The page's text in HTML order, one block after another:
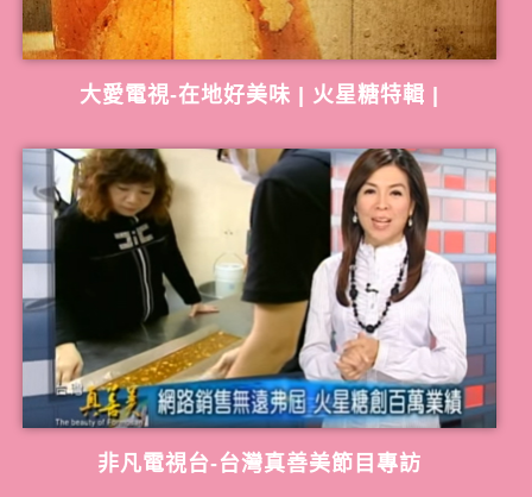
大愛電視-在地好美味 | 火星糖特輯 |
非凡電視台-台灣真善美節目專訪